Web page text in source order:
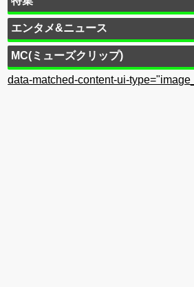
エンタメ&ニュース
MC(ミューズクリップ)
data-matched-content-ui-